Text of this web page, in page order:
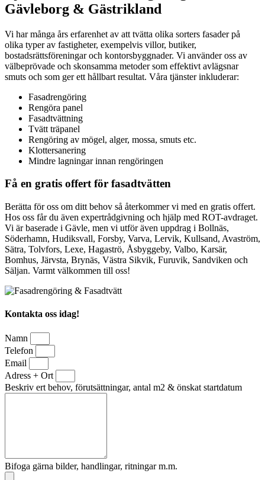
Gävleborg & Gästrikland
Vi har många års erfarenhet av att tvätta olika sorters fasader på
olika typer av fastigheter, exempelvis villor, butiker,
bostadsrättsföreningar och kontorsbyggnader. Vi använder oss av
välbeprövade och skonsamma metoder som effektivt avlägsnar
smuts och som ger ett hållbart resultat. Våra tjänster inkluderar:
Fasadrengöring
Rengöra panel
Fasadtvättning
Tvätt träpanel
Rengöring av mögel, alger, mossa, smuts etc.
Klottersanering
Mindre lagningar innan rengöringen
Få en gratis offert för fasadtvätten
Berätta för oss om ditt behov så återkommer vi med en gratis offert.
Hos oss får du även expertrådgivning och hjälp med ROT-avdraget.
Vi är baserade i Gävle, men vi utför även uppdrag i Bollnäs,
Söderhamn, Hudiksvall, Forsby, Varva, Lervik, Kullsand, Avaström,
Sätra, Tolvfors, Lexe, Hagaströ, Åsbyggeby, Valbo, Karsär,
Bomhus, Järvsta, Brynäs, Västra Sikvik, Furuvik, Sandviken och
Säljan. Varmt välkommen till oss!
Kontakta oss idag!
Namn
Telefon
Email
Adress + Ort
Beskriv ert behov, förutsättningar, antal m2 & önskat startdatum
Bifoga gärna bilder, handlingar, ritningar m.m.